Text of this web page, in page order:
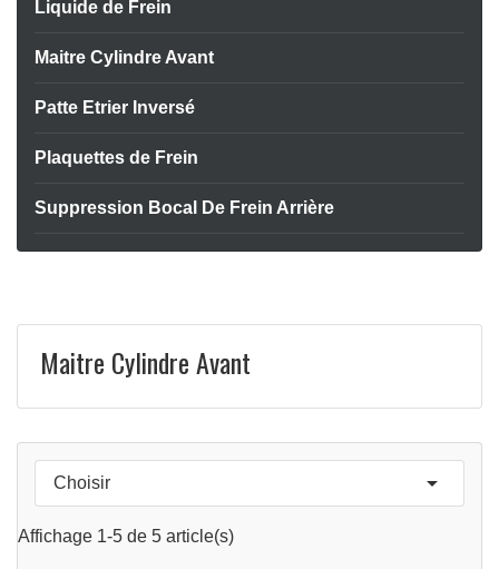
Liquide de Frein
Maitre Cylindre Avant
Patte Etrier Inversé
Plaquettes de Frein
Suppression Bocal De Frein Arrière
Maitre Cylindre Avant
Choisir 
Affichage 1-5 de 5 article(s)
APERÇU RAPIDE